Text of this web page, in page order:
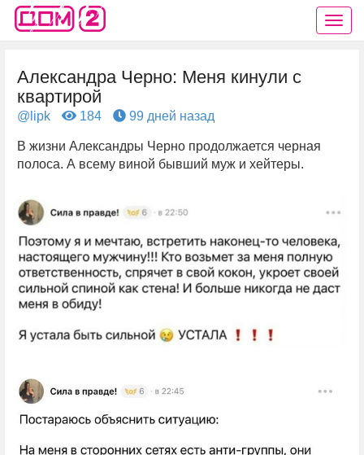
Александра Черно: Меня кинули с
квартирой
@lipk 184 99 дней назад
В жизни Александры Черно продолжается черная
полоса. А всему виной бывший муж и хейтеры.